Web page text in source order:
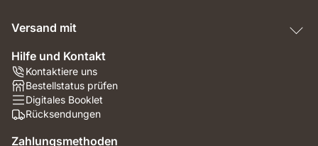
Versand mit
Hilfe und Kontakt
Kontaktiere uns
Bestellstatus prüfen
Digitales Booklet
Rücksendungen
Zahlungsmethoden